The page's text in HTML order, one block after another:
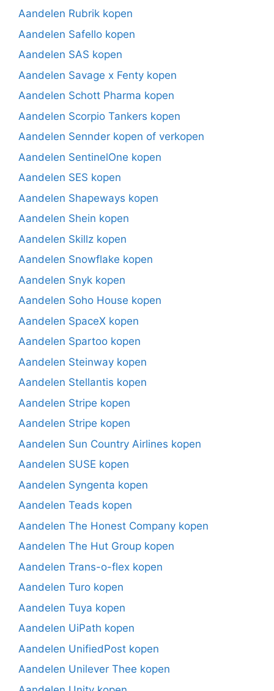
Aandelen Rubrik kopen
Aandelen Safello kopen
Aandelen SAS kopen
Aandelen Savage x Fenty kopen
Aandelen Schott Pharma kopen
Aandelen Scorpio Tankers kopen
Aandelen Sennder kopen of verkopen
Aandelen SentinelOne kopen
Aandelen SES kopen
Aandelen Shapeways kopen
Aandelen Shein kopen
Aandelen Skillz kopen
Aandelen Snowflake kopen
Aandelen Snyk kopen
Aandelen Soho House kopen
Aandelen SpaceX kopen
Aandelen Spartoo kopen
Aandelen Steinway kopen
Aandelen Stellantis kopen
Aandelen Stripe kopen
Aandelen Stripe kopen
Aandelen Sun Country Airlines kopen
Aandelen SUSE kopen
Aandelen Syngenta kopen
Aandelen Teads kopen
Aandelen The Honest Company kopen
Aandelen The Hut Group kopen
Aandelen Trans-o-flex kopen
Aandelen Turo kopen
Aandelen Tuya kopen
Aandelen UiPath kopen
Aandelen UnifiedPost kopen
Aandelen Unilever Thee kopen